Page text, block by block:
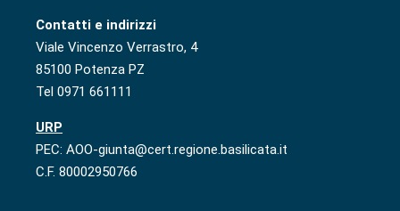
Contatti e indirizzi
Viale Vincenzo Verrastro, 4
85100 Potenza PZ
Tel 0971 661111
URP
PEC: AOO-giunta@cert.regione.basilicata.it
C.F. 80002950766